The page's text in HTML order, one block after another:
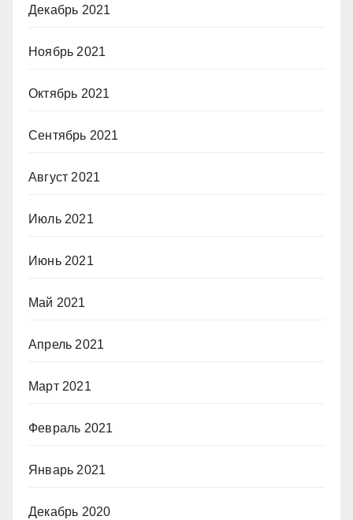
Декабрь 2021
Ноябрь 2021
Октябрь 2021
Сентябрь 2021
Август 2021
Июль 2021
Июнь 2021
Май 2021
Апрель 2021
Март 2021
Февраль 2021
Январь 2021
Декабрь 2020